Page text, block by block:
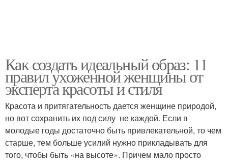
Как создать идеальный образ: 11
правил ухоженной женщины от
эксперта красоты и стиля
Красота и притягательность дается женщине природой,
но вот сохранить их под силу не каждой. Если в
молодые годы достаточно быть привлекательной, то чем
старше, тем больше усилий нужно прикладывать для
того, чтобы быть «на высоте». Причем мало просто